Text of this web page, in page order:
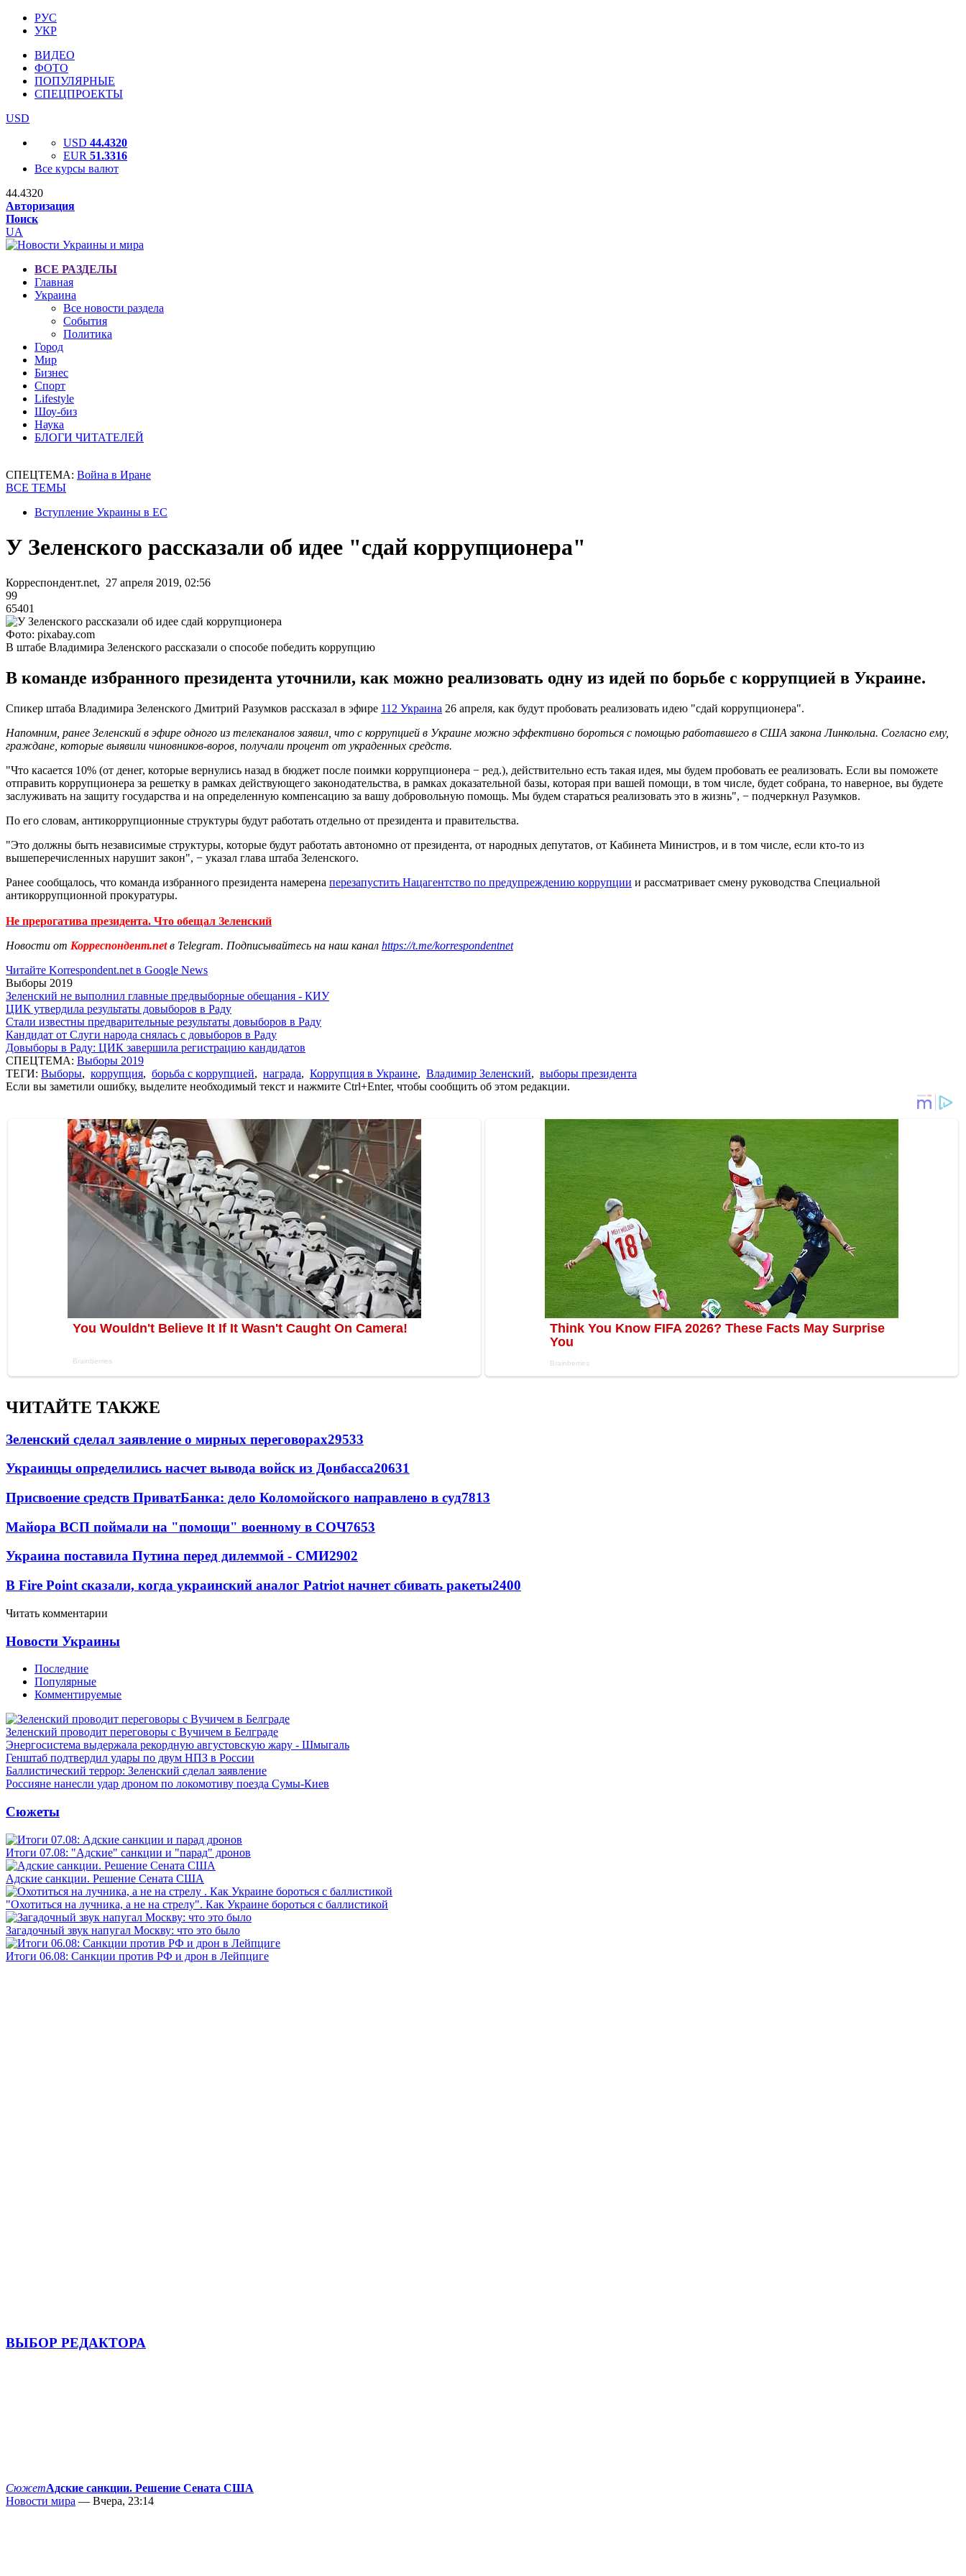
РУС
УКР
ВИДЕО
ФОТО
ПОПУЛЯРНЫЕ
СПЕЦПРОЕКТЫ
USD
USD 44.4320
EUR 51.3316
Все курсы валют
44.4320
Авторизация
Поиск
UA
ВСЕ РАЗДЕЛЫ
Главная
Украина
Все новости раздела
События
Политика
Город
Мир
Бизнес
Спорт
Lifestyle
Шоу-биз
Наука
БЛОГИ ЧИТАТЕЛЕЙ
СПЕЦТЕМА: Война в Иране
ВСЕ ТЕМЫ
Вступление Украины в ЕС
У Зеленского рассказали об идее "сдай коррупционера"
Корреспондент.net, 27 апреля 2019, 02:56
99
65401
Фото: pixabay.com
В штабе Владимира Зеленского рассказали о способе победить коррупцию
В команде избранного президента уточнили, как можно реализовать одну из идей по борьбе с коррупцией в Украине.
Спикер штаба Владимира Зеленского Дмитрий Разумков рассказал в эфире 112 Украина 26 апреля, как будут пробовать реализовать идею "сдай коррупционера".
Напомним, ранее Зеленский в эфире одного из телеканалов заявил, что с коррупцией в Украине можно эффективно бороться с помощью работавшего в США закона Линкольна. Согласно ему,
граждане, которые выявили чиновников-воров, получали процент от украденных средств.
"Что касается 10% (от денег, которые вернулись назад в бюджет после поимки коррупционера − ред.), действительно есть такая идея, мы будем пробовать ее реализовать. Если вы поможете
отправить коррупционера за решетку в рамках действующего законодательства, в рамках доказательной базы, которая при вашей помощи, в том числе, будет собрана, то наверное, вы будете
заслуживать на защиту государства и на определенную компенсацию за вашу добровольную помощь. Мы будем стараться реализовать это в жизнь", − подчеркнул Разумков.
По его словам, антикоррупционные структуры будут работать отдельно от президента и правительства.
"Это должны быть независимые структуры, которые будут работать автономно от президента, от народных депутатов, от Кабинета Министров, и в том числе, если кто-то из
вышеперечисленных нарушит закон", − указал глава штаба Зеленского.
Ранее сообщалось, что команда избранного президента намерена перезапустить Нацагентство по предупреждению коррупции и рассматривает смену руководства Специальной
антикоррупционной прокуратуры.
Не прерогатива президента. Что обещал Зеленский
Новости от Корреспондент.netв Telegram. Подписывайтесь на наш канал https://t.me/korrespondentnet
Читайте Korrespondent.net в Google News
Выборы 2019
Зеленский не выполнил главные предвыборные обещания - КИУ
ЦИК утвердила результаты довыборов в Раду
Стали известны предварительные результаты довыборов в Раду
Кандидат от Слуги народа снялась с довыборов в Раду
Довыборы в Раду: ЦИК завершила регистрацию кандидатов
СПЕЦТЕМА: Выборы 2019
ТЕГИ: Выборы, коррупция, борьба с коррупцией, награда, Коррупция в Украине, Владимир Зеленский, выборы президента
Если вы заметили ошибку, выделите необходимый текст и нажмите Ctrl+Enter, чтобы сообщить об этом редакции.
ЧИТАЙТЕ ТАКЖЕ
Зеленский сделал заявление о мирных переговорах29533
Украинцы определились насчет вывода войск из Донбасса20631
Присвоение средств ПриватБанка: дело Коломойского направлено в суд7813
Майора ВСП поймали на "помощи" военному в СОЧ7653
Украина поставила Путина перед дилеммой - СМИ2902
В Fire Point сказали, когда украинский аналог Patriot начнет сбивать ракеты2400
Читать комментарии
Новости Украины
Последние
Популярные
Комментируемые
Зеленский проводит переговоры с Вучичем в Белграде
Энергосистема выдержала рекордную августовскую жару - Шмыгаль
Генштаб подтвердил удары по двум НПЗ в России
Баллистический террор: Зеленский сделал заявление
Россияне нанесли удар дроном по локомотиву поезда Сумы-Киев
Сюжеты
Итоги 07.08: "Адские" санкции и "парад" дронов
Адские санкции. Решение Сената США
"Охотиться на лучника, а не на стрелу". Как Украине бороться с баллистикой
Загадочный звук напугал Москву: что это было
Итоги 06.08: Санкции против РФ и дрон в Лейпциге
ВЫБОР РЕДАКТОРА
СюжетАдские санкции. Решение Сената США
Новости мира — Вчера, 23:14